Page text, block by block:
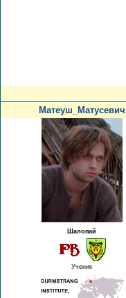
Матеуш_Матусевич
Шалопай
Ученик